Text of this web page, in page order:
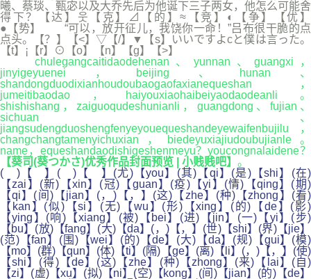
曦、蔡琰、甄宓以及大乔先后为他诞下三子两女，他怎么可能舍
得下？【达】웃【克】⊿【的】≈【竞】◐【争】【优】
●【势】 “可以，放开征儿，我饶你一命！”吕布很干脆的点
点头。【？】【<】▽【/】▼【s】いいですよcと僕は言った。
【t】¡【r】⊙【o】【n】【g】【>】
chulegangcaitidaodehenan、yunnan、guangxi，
jinyigeyuenei，beijing、hunan、
shandongduodixianhoudoubaogaofaxianequeshan，
jumeitibaodao，haiyouxiaohaibeiyaodaodeanli。
shishishang，zaiguoqudeshunianli，guangdong、fujian、
sichuan、
jiangsudengduoshengfenyeyouequeshandeyewaifenbujilu，
changchangtamenyichuxian，biedeyuxiajiudoubujianle。
name，equeshandaodishigeshenmeyu？youcongnalaidene？
【葵司(葵つかさ)优秀作品封面预览 | 小贱贱吧】 。
( )【 】( )【 】(尤)【you】(其)【qi】(是)【shi】(在)
【zai】(新)【xin】(冠)【guan】(疫)【yi】(情)【qing】(期)
【qi】(间)【jian】(，)【，】(这)【zhe】(种)【zhong】(看)
【kan】(似)【si】(无)【wu】(形)【xing】(的)【de】(影)
【ying】(响)【xiang】(被)【bei】(进)【jin】(一)【yi】(步)
【bu】(放)【fang】(大)【da】(，)【，】(世)【shi】(界)【jie】
(范)【fan】(围)【wei】(的)【de】(大)【da】(规)【gui】(模)
【mo】(群)【qun】(体)【ti】(隔)【ge】(离)【li】(，)【，】(使)
【shi】(得)【de】(这)【zhe】(种)【zhong】(来)【lai】(自)
【zi】(虚)【xu】(拟)【ni】(空)【kong】(间)【jian】(的)【de】